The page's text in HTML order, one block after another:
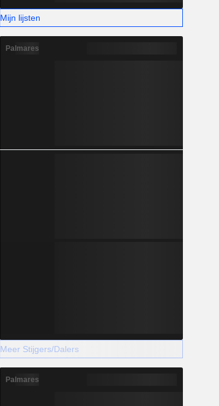
Mijn lijsten
Palmares
Meer Stijgers/Dalers
Palmares